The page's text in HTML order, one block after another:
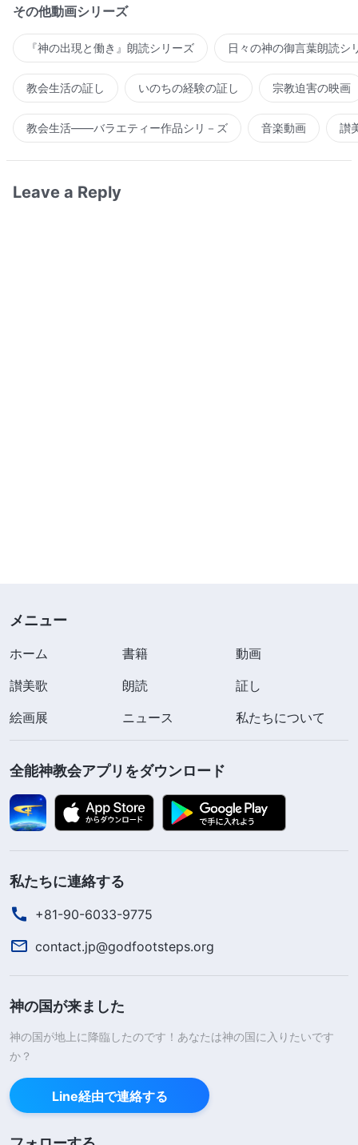
その他動画シリーズ
『神の出現と働き』朗読シリーズ 日々の神の御言葉朗読シ
教会生活の証し いのちの経験の証し 宗教迫害の映画
教会生活――バラエティー作品シリ－ズ 音楽動画 讃
Leave a Reply
メニュー
ホーム 書籍
動画
讃美歌
朗読
証し
絵画展
ニュース 私たちについて
全能神教会アプリをダウンロード
私たちに連絡する
+81-90-6033-9775
contact.jp@godfootsteps.org
神の国が来ました
神の国が地上に降臨したのです！あなたは神の国に入りたいです
か？
Line経由で連絡する